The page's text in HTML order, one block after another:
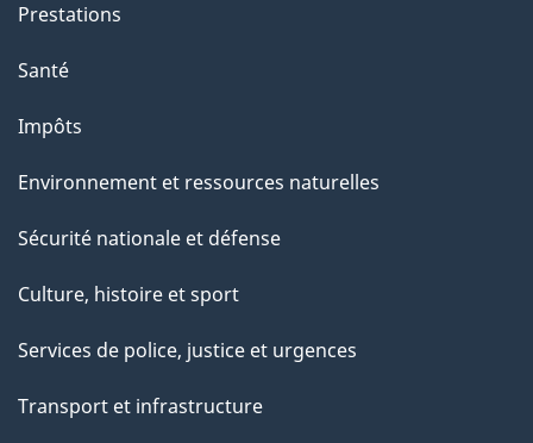
Prestations
Santé
Impôts
Environnement et ressources naturelles
Sécurité nationale et défense
Culture, histoire et sport
Services de police, justice et urgences
Transport et infrastructure